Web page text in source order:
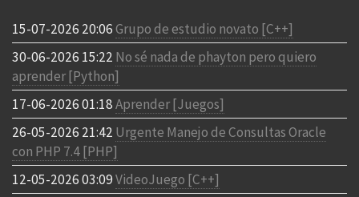
15-07-2026 20:06Grupo de estudio novato [C++]
30-06-2026 15:22 No sé nada de phayton pero quiero
aprender [Python]
17-06-2026 01:18Aprender [Juegos]
26-05-2026 21:42 Urgente Manejo de Consultas Oracle
con PHP 7.4 [PHP]
12-05-2026 03:09VideoJuego [C++]